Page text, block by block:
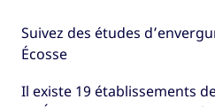
Suivez des études
Écosse
Il existe 19 établissements